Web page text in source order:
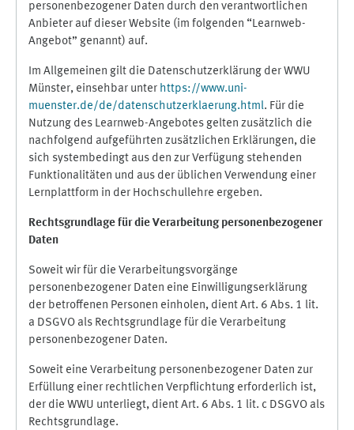
personenbezogener Daten durch den verantwortlichen
Anbieter auf dieser Website (im folgenden “Learnweb-
Angebot” genannt) auf.
Im Allgemeinen gilt die Datenschutzerklärung der WWU
Münster, einsehbar unter https://www.uni-
muenster.de/de/datenschutzerklaerung.html. Für die
Nutzung des Learnweb-Angebotes gelten zusätzlich die
nachfolgend aufgeführten zusätzlichen Erklärungen, die
sich systembedingt aus den zur Verfügung stehenden
Funktionalitäten und aus der üblichen Verwendung einer
Lernplattform in der Hochschullehre ergeben.
Rechtsgrundlage für die Verarbeitung personenbezogener
Daten
Soweit wir für die Verarbeitungsvorgänge
personenbezogener Daten eine Einwilligungserklärung
der betroffenen Personen einholen, dient Art. 6 Abs. 1 lit.
a DSGVO als Rechtsgrundlage für die Verarbeitung
personenbezogener Daten.
Soweit eine Verarbeitung personenbezogener Daten zur
Erfüllung einer rechtlichen Verpflichtung erforderlich ist,
der die WWU unterliegt, dient Art. 6 Abs. 1 lit. c DSGVO als
Rechtsgrundlage.